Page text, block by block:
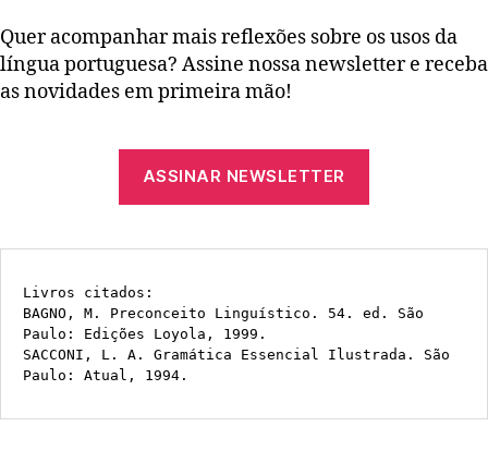
Quer acompanhar mais reflexões sobre os usos da
língua portuguesa? Assine nossa newsletter e receba
as novidades em primeira mão!
ASSINAR NEWSLETTER
Livros citados:
BAGNO, M. Preconceito Linguístico. 54. ed. São
Paulo: Edições Loyola, 1999.
SACCONI, L. A. Gramática Essencial Ilustrada. São
Paulo: Atual, 1994.